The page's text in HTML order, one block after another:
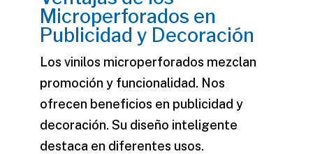
Microperforados en
Publicidad y Decoración
Los vinilos microperforados mezclan
promoción y funcionalidad. Nos
ofrecen beneficios en publicidad y
decoración. Su diseño inteligente
destaca en diferentes usos.